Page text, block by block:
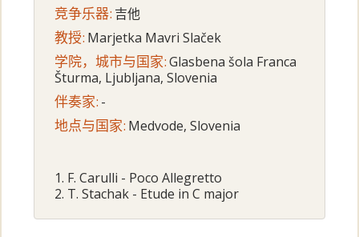
竞争乐器: 吉他
教授: Marjetka Mavri Slaček
学院，城市与国家:Glasbena šola Franca
Šturma, Ljubljana, Slovenia
伴奏家: -
地点与国家: Medvode, Slovenia
1. F. Carulli - Poco Allegretto
2. T. Stachak - Etude in C major